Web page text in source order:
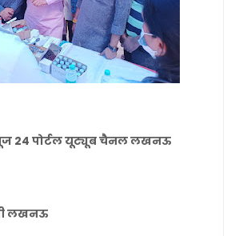
24 पोर्टल यूट्यूब चैनल लखनऊ
लखनऊ